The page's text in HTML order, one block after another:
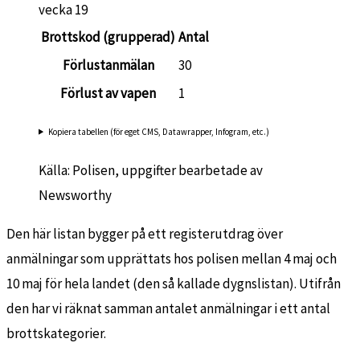
vecka 19
Brottskod (grupperad) Antal
Förlustanmälan
30
Förlust av vapen
1
Kopiera tabellen (för eget CMS, Datawrapper, Infogram, etc.)
Källa: Polisen, uppgifter bearbetade av
Newsworthy
Den här listan bygger på ett registerutdrag över
anmälningar som upprättats hos polisen mellan 4 maj och
10 maj för hela landet (den så kallade dygnslistan). Utifrån
den har vi räknat samman antalet anmälningar i ett antal
brottskategorier.